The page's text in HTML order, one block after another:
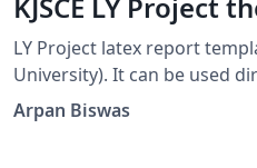
KJSCE LY Project
LY Project latex report
University). It can be used directly
to use and modify the
Arpan Biswas